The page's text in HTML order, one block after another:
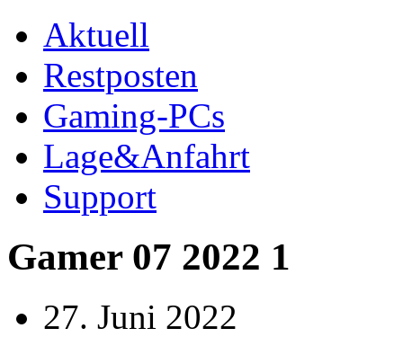
Aktuell
Restposten
Gaming-PCs
Lage&Anfahrt
Support
Gamer 07 2022 1
27. Juni 2022